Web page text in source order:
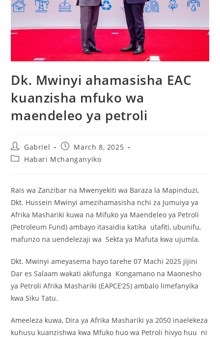
Dk. Mwinyi ahamasisha EAC
kuanzisha mfuko wa
maendeleo ya petroli
Gabriel
March 8, 2025
Habari Mchanganyiko
Rais wa Zanzibar na Mwenyekiti wa Baraza la Mapinduzi,
Dkt. Hussein Mwinyi amezihamasisha nchi za Jumuiya ya
Afrika Mashariki kuwa na Mifuko ya Maendeleo ya Petroli
(Petroleum Fund) ambayo itasaidia katika utafiti, ubunifu,
mafunzo na uendelezaji wa Sekta ya Mafuta kwa ujumla.
Dkt. Mwinyi ameyasema hayo tarehe 07 Machi 2025 jijini
Dar es Salaam wakati akifunga Kongamano na Maonesho
ya Petroli Afrika Mashariki (EAPCE’25) ambalo limefanyika
kwa Siku Tatu.
Ameeleza kuwa, Dira ya Afrika Mashariki ya 2050 inaelekeza
kuhusu kuanzishwa kwa Mfuko huo wa Petroli hivyo huu ni